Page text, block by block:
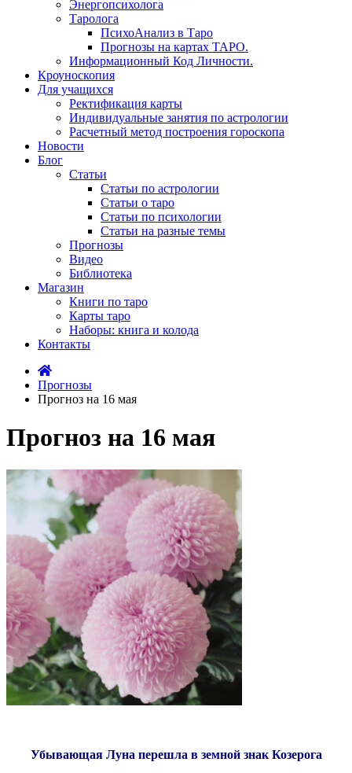
Энергопсихолога
Таролога
ПсихоАнализ в Таро
Прогнозы на картах ТАРО.
Информационный Код Личности.
Кроуноскопия
Для учащихся
Ректификация карты
Индивидуальные занятия по астрологии
Расчетный метод построения гороскопа
Новости
Блог
Статьи
Статьи по астрологии
Статьи о таро
Статьи по психологии
Статьи на разные темы
Прогнозы
Видео
Библиотека
Магазин
Книги по таро
Карты таро
Наборы: книга и колода
Контакты
Прогнозы
Прогноз на 16 мая
Прогноз на 16 мая
Убывающая Луна перешла в земной знак Козерога